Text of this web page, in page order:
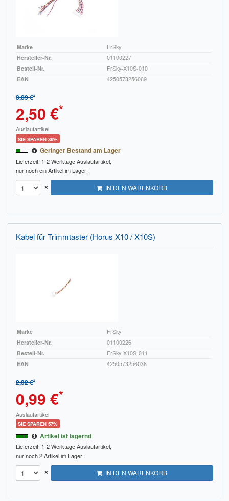
Marke
FrSky
Hersteller-Nr.
01100227
Bestell-Nr.
FrSky-X10S-010
EAN
4250573256069
3,89 €*
2,50 €*
Auslaufartikel
SIE SPAREN 36%
Geringer Bestand am Lager
Lieferzeit: 1-2 WerktageAuslaufartikel,
nur noch ein Artikel im Lager!
× IN DEN WARENKORB
Kabel für Trimmtaster (Horus X10 / X10S)
Marke
FrSky
Hersteller-Nr.
01100226
Bestell-Nr.
FrSky-X10S-011
EAN
4250573256038
2,32 €*
0,99 €*
Auslaufartikel
SIE SPAREN 57%
Artikel ist lagernd
Lieferzeit: 1-2 WerktageAuslaufartikel,
nur noch 2 Artikel im Lager!
× IN DEN WARENKORB